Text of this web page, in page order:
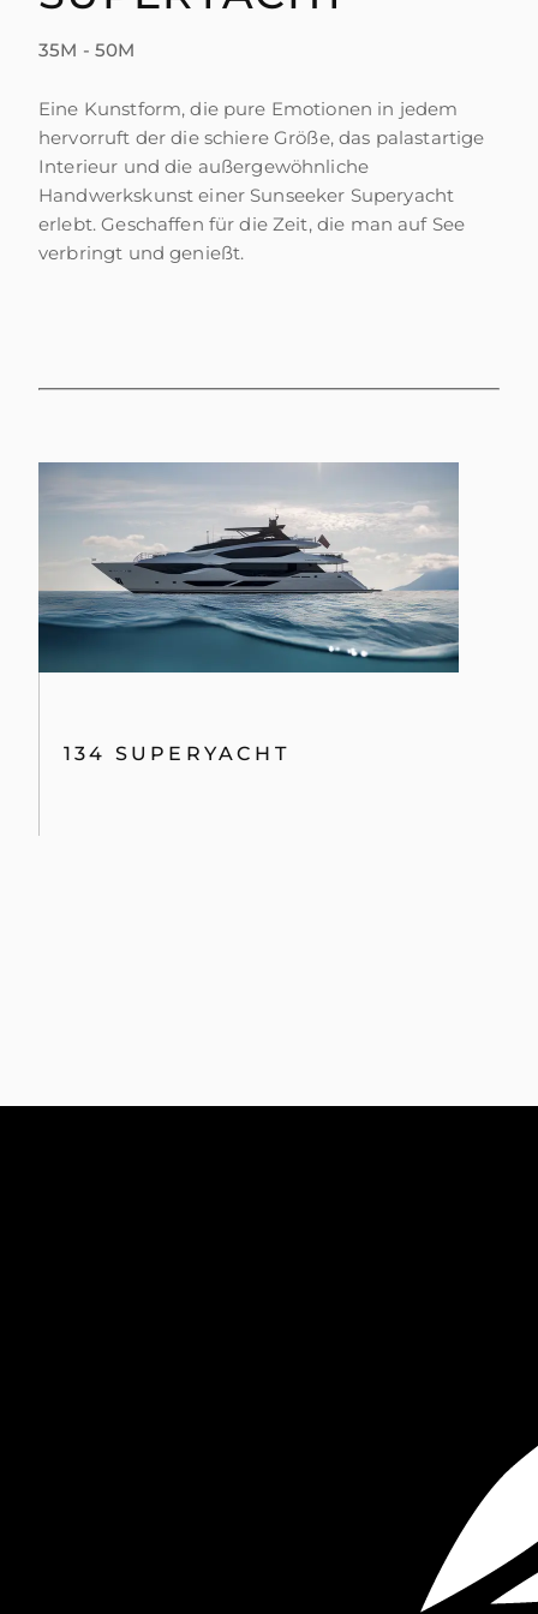
35M - 50M
Eine Kunstform, die pure Emotionen in jedem
hervorruft der die schiere Größe, das palastartige
Interieur und die außergewöhnliche
Handwerkskunst einer Sunseeker Superyacht
erlebt. Geschaffen für die Zeit, die man auf See
verbringt und genießt.
134 SUPERYACHT